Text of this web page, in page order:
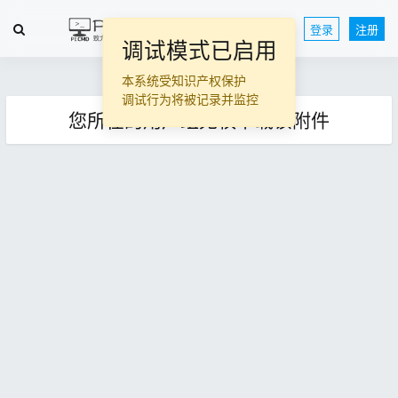
登录 注册
您所在的用户组无权下载该附件
调试模式已启用
本系统受知识产权保护
调试行为将被记录并监控